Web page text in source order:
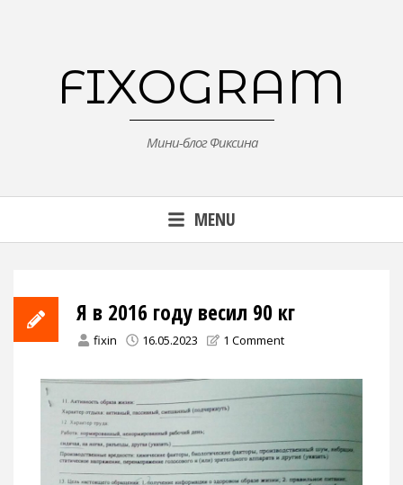
FIXOGRAM
Мини-блог Фиксина
MENU
Я в 2016 году весил 90 кг
fixin 16.05.2023 1 Comment